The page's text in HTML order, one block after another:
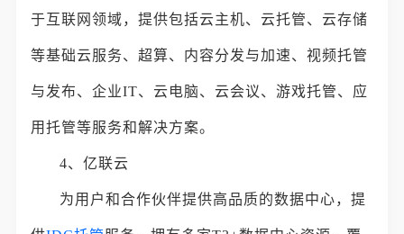
于互联网领域，提供包括云主机、云托管、云存储
等基础云服务、超算、内容分发与加速、视频托管
与发布、企业IT、云电脑、云会议、游戏托管、应
用托管等服务和解决方案。
4、亿联云
为用户和合作伙伴提供高品质的数据中心，提